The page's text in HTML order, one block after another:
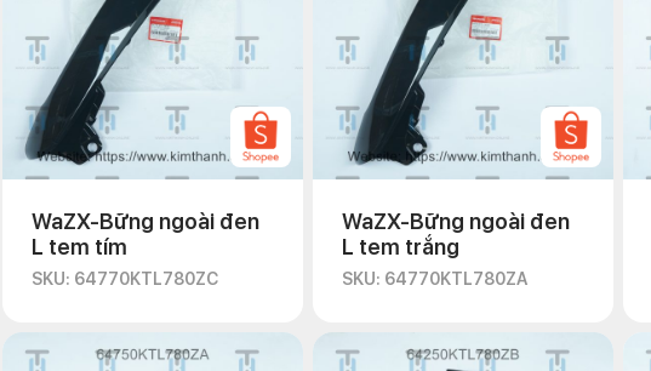
WaZX-Bững ngoài đen
L tem tím
SKU: 64770KTL780ZC
WaZX-Bững ngoài đen
L tem trắng
SKU: 64770KTL780ZA